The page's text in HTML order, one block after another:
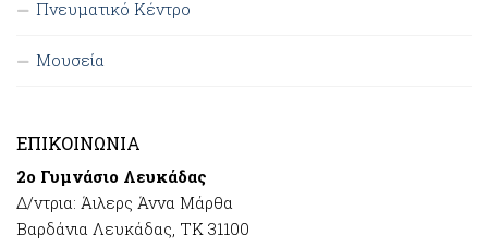
Πνευματικό Κέντρο
Μουσεία
ΕΠΙΚΟΙΝΩΝΊΑ
2ο Γυμνάσιο Λευκάδας
Δ/ντρια: Άιλερς Άννα Μάρθα
Βαρδάνια Λευκάδας, ΤΚ 31100